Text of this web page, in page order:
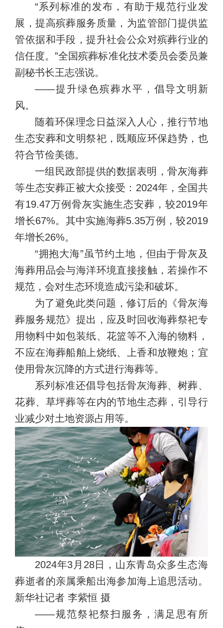
“系列标准的发布，有助于规范行业发
展，提高殡葬服务质量，为监管部门提供监
管依据和手段，提升社会公众对殡葬行业的
信任度。”全国殡葬标准化技术委员会委员兼
副秘书长王志强说。
——提升绿色殡葬水平，倡导文明新
风。
随着环保理念日益深入人心，推行节地
生态安葬和文明祭祀，既顺应环保趋势，也
符合节俭美德。
一组民政部提供的数据表明，骨灰海葬
等生态安葬正被大众接受：2024年，全国共
有19.47万例骨灰实施生态安葬，较2019年
增长67%。其中实施海葬5.35万例，较2019
年增长26%。
“拥抱大海”虽节约土地，但由于骨灰及
海葬用品会与海洋环境直接接触，若操作不
规范，会对生态环境造成污染和破坏。
为了避免此类问题，修订后的《骨灰海
葬服务规范》提出，应及时回收海葬祭祀专
用物料中如包装纸、花篮等不入海的物料，
不应在海葬船舶上烧纸、上香和放鞭炮；宜
使用骨灰沉降的方式进行海葬等。
系列标准还倡导包括骨灰海葬、树葬、
花葬、草坪葬等在内的节地生态葬，引导行
业减少对土地资源占用等。
2024年3月28日，山东青岛众多生态海
葬逝者的亲属乘船出海参加海上追思活动。
新华社记者 李紫恒 摄
——规范祭祀祭扫服务，满足思有所